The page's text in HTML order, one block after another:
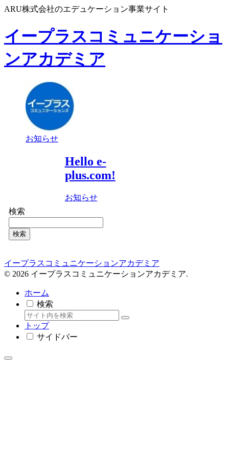
ARU株式会社のエデュケーション事業サイト
イープラスコミュニケーショ
ンアカデミア
お知らせ
Hello e-
plus.com!
お知らせ
検索
検索
イープラスコミュニケーションアカデミア
© 2026 イープラスコミュニケーションアカデミア.
ホーム
検索
トップ
サイドバー